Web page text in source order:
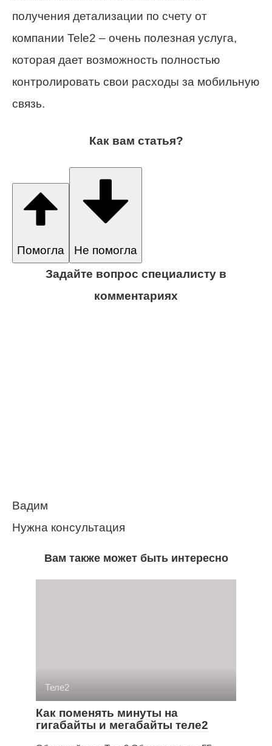
получения детализации по счету от
компании Tele2 – очень полезная услуга,
которая дает возможность полностью
контролировать свои расходы за мобильную
связь.
Как вам статья?
Помогла
Не помогла
Задайте вопрос специалисту в
комментариях
Вадим
Нужна консультация
Вам также может быть интересно
Теле2
Как поменять минуты на
гигабайты и мегабайты теле2